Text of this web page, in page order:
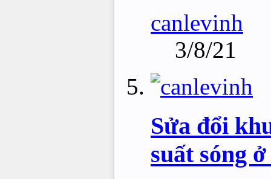
canlevinh
3/8/21
Sửa đổi
suất sóng